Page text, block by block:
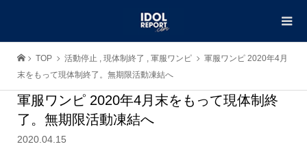
TOP 活動停止 , 現体制終了 , 軍服ワンピ
軍服ワンピ 2020年4月
末をもって現体制終了。無期限活動凍結へ
軍服ワンピ 2020年4月末をもって現体制終
了。無期限活動凍結へ
2020.04.15